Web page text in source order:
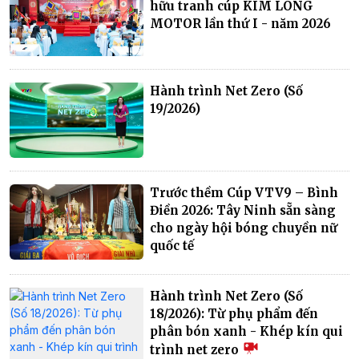
hữu tranh cúp KIM LONG
MOTOR lần thứ I - năm 2026
Hành trình Net Zero (Số
19/2026)
Trước thềm Cúp VTV9 – Bình
Điền 2026: Tây Ninh sẵn sàng
cho ngày hội bóng chuyền nữ
quốc tế
Hành trình Net Zero (Số
18/2026): Từ phụ phẩm đến
phân bón xanh - Khép kín qui
trình net zero